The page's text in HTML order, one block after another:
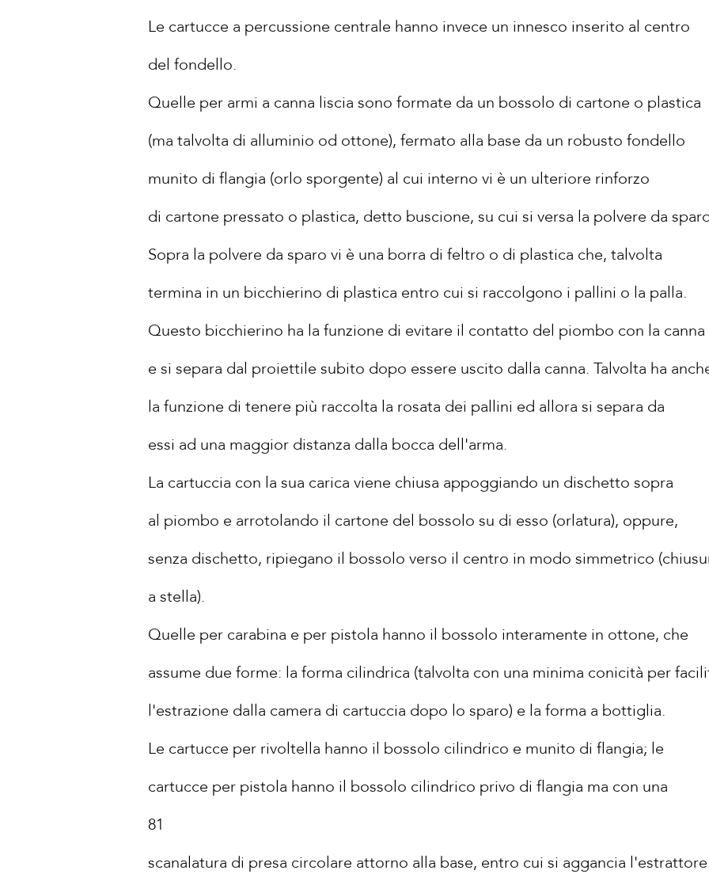
Le cartucce a percussione centrale hanno invece un innesco inserito al centro
del fondello.
Quelle per armi a canna liscia sono formate da un bossolo di cartone o plastica
(ma talvolta di alluminio od ottone), fermato alla base da un robusto fondello
munito di flangia (orlo sporgente) al cui interno vi è un ulteriore rinforzo
di cartone pressato o plastica, detto buscione, su cui si versa la polvere da
Sopra la polvere da sparo vi è una borra di feltro o di plastica che, talvolta
termina in un bicchierino di plastica entro cui si raccolgono i pallini o la palla.
Questo bicchierino ha la funzione di evitare il contatto del piombo con la canna
e si separa dal proiettile subito dopo essere uscito dalla canna. Talvolta ha
la funzione di tenere più raccolta la rosata dei pallini ed allora si separa da
essi ad una maggior distanza dalla bocca dell'arma.
La cartuccia con la sua carica viene chiusa appoggiando un dischetto sopra
al piombo e arrotolando il cartone del bossolo su di esso (orlatura), oppure,
senza dischetto, ripiegano il bossolo verso il centro in modo simmetrico
a stella).
Quelle per carabina e per pistola hanno il bossolo interamente in ottone, che
assume due forme: la forma cilindrica (talvolta con una minima conicità per
l'estrazione dalla camera di cartuccia dopo lo sparo) e la forma a bottiglia.
Le cartucce per rivoltella hanno il bossolo cilindrico e munito di flangia; le
cartucce per pistola hanno il bossolo cilindrico privo di flangia ma con una
81
scanalatura di presa circolare attorno alla base, entro cui si aggancia l'estrattore